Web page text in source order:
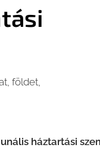
földet,
háztartási